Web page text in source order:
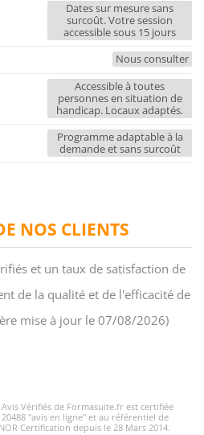
NOS CLIENTS
et un taux de satisfaction de
de la qualité et de l'efficacité de
mise à jour le 07/08/2026)
Vérifiés de Formasuite.fr est certifiée
"avis en ligne" et au référentiel de
Certification depuis le 28 Mars 2014.
Dates sur mesure sans
surcoût. Votre session
accessible sous 15 jours
Nous consulter
Accessible à toutes
personnes en situation de
handicap. Locaux adaptés.
Programme adaptable à la
demande et sans surcoût